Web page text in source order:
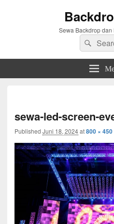
Sewa Backdrop
Search
for:
sewa-led-screen-
Published Juni 18, 2024at800 × 450